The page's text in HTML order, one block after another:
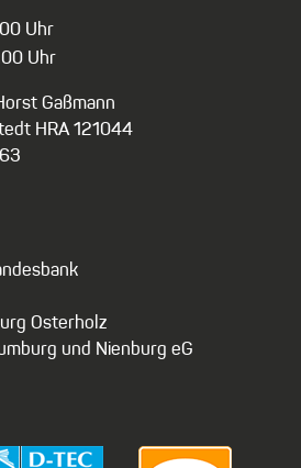
Uhr
Uhr
Gaßmann
HRA 121044
Osterholz
und Nienburg eG